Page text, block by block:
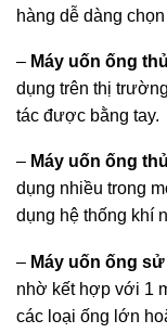
hàng dễ dàng
– Máy uốn ống
dụng trên thị
tác được bằng tay.
– Máy uốn ống
dụng nhiều trong
dụng hệ thống khí
– Máy uốn ống
nhờ kết hợp với 1
các loại ống lớn